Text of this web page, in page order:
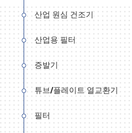
산업 원심 건조기
산업용 필터
증발기
튜브/플레이트 열교환기
필터